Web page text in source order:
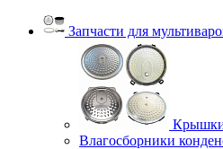
Запчасти для
Крышки
Влагосборники